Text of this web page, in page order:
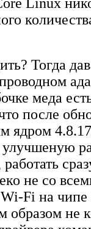
Тогда
меда
после
ядром
улучшеную
не со
Fi на
образом не